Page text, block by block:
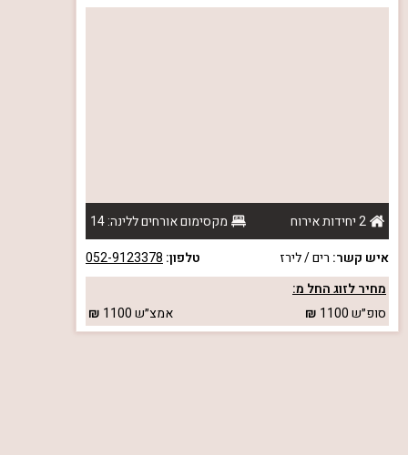
2 יחידות אירוח
מקסימום אורחים ללינה: 14
איש קשר: רים / לירז טלפון: 052-9123378
מחיר לזוג החל מ:
סופ״ש1100 אמצ״ש1100